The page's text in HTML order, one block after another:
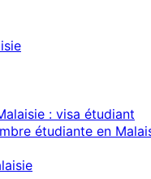
: visa étudiant
étudiante en